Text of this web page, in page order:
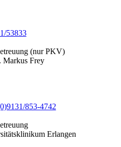
53833
(nur PKV)
Markus Frey
853-4742
Erlangen